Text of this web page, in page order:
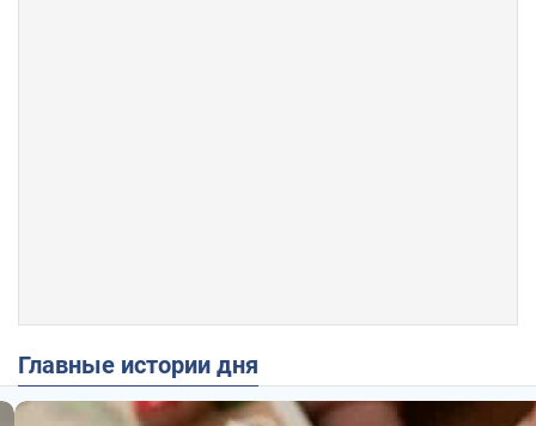
Главные истории дня